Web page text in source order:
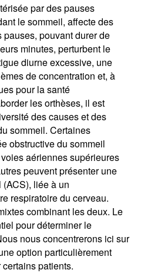
par des pauses
le sommeil, affecte des
pouvant durer de
minutes, perturbent le
diurne excessive, une
de concentration et, à
pour la santé
les orthèses, il est
des causes et des
sommeil. Certaines
obstructive du sommeil
aériennes supérieures
peuvent présenter une
liée à un
respiratoire du cerveau.
combinant les deux. Le
pour déterminer le
nous concentrerons ici sur
option particulièrement
patients.